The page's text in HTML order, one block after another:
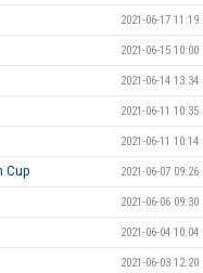
2021-06-17 11:19
2021-06-15 10:00
2021-06-14 13:34
2021-06-11 10:35
2021-06-11 10:14
Cup 2021-06-07 09:26
2021-06-06 09:30
2021-06-04 10:04
2021-06-03 12:20